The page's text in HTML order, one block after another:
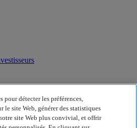
pour détecter les préférences,
le site Web, générer des statistiques
site Web plus convivial, et offrir